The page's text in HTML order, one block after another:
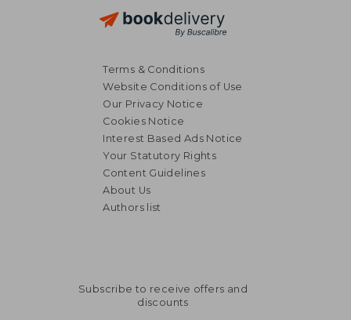
Terms & Conditions
Website Conditions of Use
Our Privacy Notice
Cookies Notice
Interest Based Ads Notice
Your Statutory Rights
Content Guidelines
About Us
Authors list
Subscribe to receive offers and
discounts